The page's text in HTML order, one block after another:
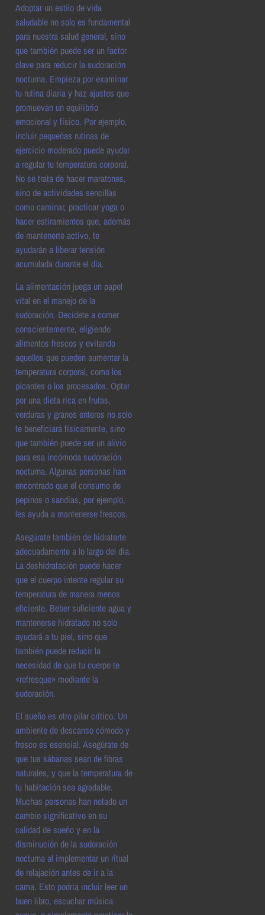
Adoptar un estilo de vida
saludable no solo es fundamental
para nuestra salud general, sino
que también puede ser un factor
clave para reducir la sudoración
nocturna. Empieza por examinar
tu rutina diaria y haz ajustes que
promuevan un equilibrio
emocional y físico. Por ejemplo,
incluir pequeñas rutinas de
ejercicio moderado puede ayudar
a regular tu temperatura corporal.
No se trata de hacer maratones,
sino de actividades sencillas
como caminar, practicar yoga o
hacer estiramientos que, además
de mantenerte activo, te
ayudarán a liberar tensión
acumulada durante el día.
La alimentación juega un papel
vital en el manejo de la
sudoración. Decídete a comer
conscientemente, eligiendo
alimentos frescos y evitando
aquellos que pueden aumentar la
temperatura corporal, como los
picantes o los procesados. Optar
por una dieta rica en frutas,
verduras y granos enteros no solo
te beneficiará físicamente, sino
que también puede ser un alivio
para esa incómoda sudoración
nocturna. Algunas personas han
encontrado que el consumo de
pepinos o sandías, por ejemplo,
les ayuda a mantenerse frescos.
Asegúrate también de hidratarte
adecuadamente a lo largo del día.
La deshidratación puede hacer
que el cuerpo intente regular su
temperatura de manera menos
eficiente. Beber suficiente agua y
mantenerse hidratado no solo
ayudará a tu piel, sino que
también puede reducir la
necesidad de que tu cuerpo te
«refresque» mediante la
sudoración.
El sueño es otro pilar crítico. Un
ambiente de descanso cómodo y
fresco es esencial. Asegúrate de
que tus sábanas sean de fibras
naturales, y que la temperatura de
tu habitación sea agradable.
Muchas personas han notado un
cambio significativo en su
calidad de sueño y en la
disminución de la sudoración
nocturna al implementar un ritual
de relajación antes de ir a la
cama. Esto podría incluir leer un
buen libro, escuchar música